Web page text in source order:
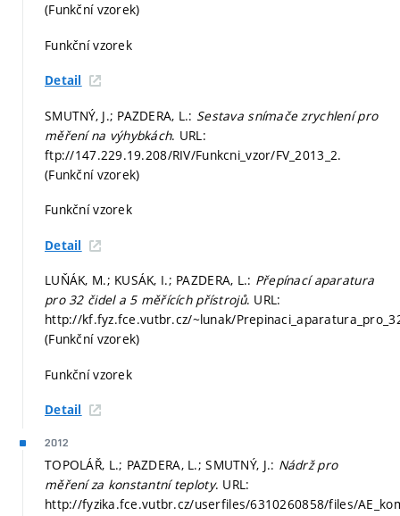
(Funkční vzorek)
Funkční vzorek
Detail
SMUTNÝ, J.; PAZDERA, L.: Sestava snímače zrychlení pro
měření na výhybkách. URL:
ftp://147.229.19.208/RIV/Funkcni_vzor/FV_2013_2.
(Funkční vzorek)
Funkční vzorek
Detail
LUŇÁK, M.; KUSÁK, I.; PAZDERA, L.: Přepínací aparatura
pro 32 čidel a 5 měřících přístrojů. URL:
http://kf.fyz.fce.vutbr.cz/~lunak/
(Funkční vzorek)
Funkční vzorek
Detail
2012
TOPOLÁŘ, L.; PAZDERA, L.; SMUTNÝ, J.: Nádrž pro
měření za konstantní teploty. URL:
http://fyzika.fce.vutbr.cz/userfiles/6310260858/files/